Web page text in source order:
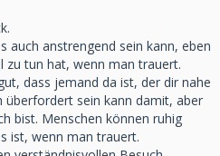
auch anstrengend sein kann, eben
zu tun hat, wenn man trauert.
dass jemand da ist, der dir nahe
überfordert sein kann damit, aber
bist. Menschen können ruhig
ist, wenn man trauert.